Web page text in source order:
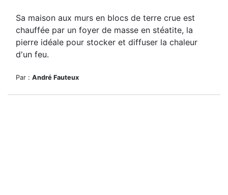
Sa maison aux murs en blocs de terre crue est
chauffée par un foyer de masse en stéatite, la
pierre idéale pour stocker et diffuser la chaleur
d'un feu.
Par : André Fauteux